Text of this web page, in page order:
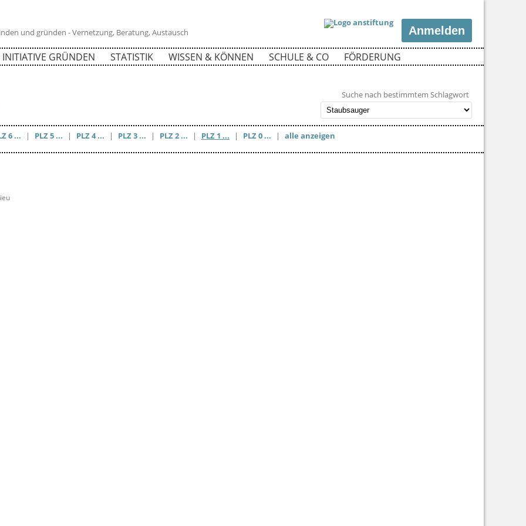
und gründen - Vernetzung, Beratung, Austausch Anmelden
INITIATIVE GRÜNDEN STATISTIK WISSEN & KÖNNEN SCHULE & CO FÖRDERUNG
Suche nach bestimmtem Schlagwort
6 ... | PLZ 5 ... | PLZ 4 ... | PLZ 3 ... | PLZ 2 ... | PLZ 1 ... | PLZ 0 ... | alle anzeigen